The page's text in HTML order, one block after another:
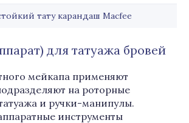
тату карандаш Macfee
для татуажа бровей
мейкапа применяют
на роторные
и ручки-манипулы.
инструменты